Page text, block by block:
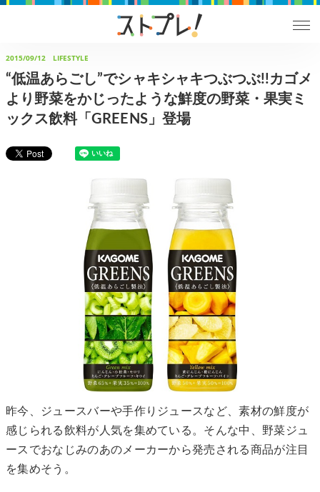
2015/09/12 LIFESTYLE
“低温あらごし”でシャキシャキつぶつぶ!!カゴメ
より野菜をかじったような鮮度の野菜・果実ミ
ックス飲料「GREENS」登場
昨今、ジュースバーや手作りジュースなど、素材の鮮度が
感じられる飲料が人気を集めている。そんな中、野菜ジュ
ースでおなじみのあのメーカーから発売される商品が注目
を集めそう。